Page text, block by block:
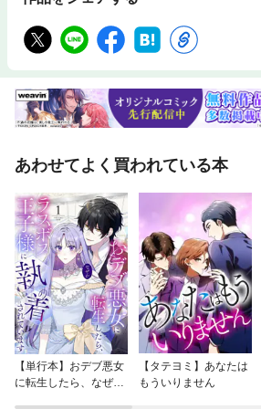
あわせてよく買われている本
【単行本】おデブ悪女
に転生したら、なぜか
【タテヨミ】あなたは
もういりません